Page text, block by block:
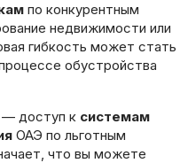
по конкурентным
недвижимости или
гибкость может стать
обустройства
доступ к системам
ОАЭ по льготным
что вы можете